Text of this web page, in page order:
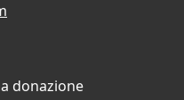
donazione